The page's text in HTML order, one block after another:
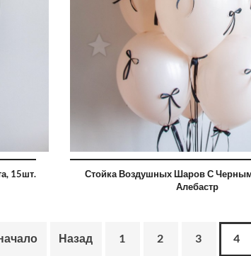
15шт.
Стойка Воздушных Шаров С
Алебастр
Назад 1 2 3 4